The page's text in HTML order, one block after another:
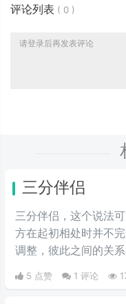
评论列表 ( 0 )
三分伴侣
三分伴侣，这个说法
方在起初相处时并不
调整，彼此之间的关
5 点赞 1 评论